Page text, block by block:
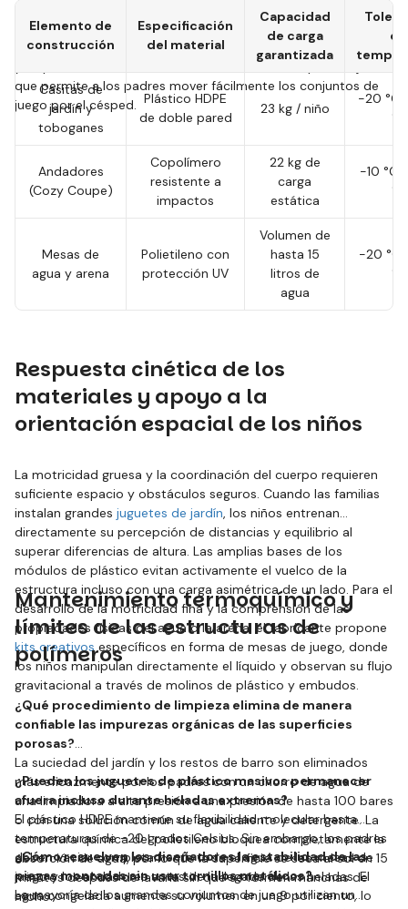
energía cinética durante el juego infantil. Gracias a este
fenómeno físico, los diseñadores logran una capacidad de
carga estática segura de 23 kilogramos por niño en toboganes
y trepadores. Toda la construcción mantiene un peso bajo, lo
que permite a los padres mover fácilmente los conjuntos de
juego por el césped.
Elemento de
construcción
Especificación
del material
Capacidad
de carga
garantizada
de
Casitas de
jardín y
toboganes
Plástico HDPE
de doble pared
23 kg / niño
-20 °C
Andadores
(Cozy Coupe)
Copolímero
resistente a
impactos
22 kg de
carga
estática
-10 °C
Mesas de
agua y arena
Polietileno con
protección UV
Volumen de
hasta 15
litros de
agua
-20 °C
Respuesta cinética de los
materiales y apoyo a la
orientación espacial de los niños
La motricidad gruesa y la coordinación del cuerpo requieren
suficiente espacio y obstáculos seguros. Cuando las familias
instalan grandes juguetes de jardín, los niños entrenan
directamente su percepción de distancias y equilibrio al
superar diferencias de altura. Las amplias bases de los
módulos de plástico evitan activamente el vuelco de la
estructura incluso con una carga asimétrica de un lado. Para el
desarrollo de la motricidad fina y la comprensión de las
propiedades físicas del agua o la arena, el fabricante propone
kits creativosespecíficos en forma de mesas de juego, donde
los niños manipulan directamente el líquido y observan su flujo
gravitacional a través de molinos de plástico y embudos.
Mantenimiento termoquímico y
límites de las estructuras de
polímeros
¿Qué procedimiento de limpieza elimina de manera
confiable las impurezas orgánicas de las superficies
porosas?
La suciedad del jardín y los restos de barro son eliminados
más eficazmente por los padres con un chorro de agua de
una limpiadora a alta presión a una presión de hasta 100 bares
o con una solución común de agua caliente y detergente. La
estructura química del polietileno bloquea completamente la
absorción de agua, por lo que la superficie se seca al sol en 15
minutos después de lavarla sin que se formen manchas de
moho.
¿Pueden los juguetes de plástico masivos permanecer
afuera incluso durante heladas extremas?
El plástico HDPE mantiene su flexibilidad molecular hasta
temperaturas de -20 grados Celsius. Sin embargo, los padres
deben vaciar completamente toda el agua de las mesas de
juego y los andadores antes de la llegada de las heladas. El
agua congelada aumenta su volumen en un 9 por ciento, lo
¿Cómo resuelven los diseñadores la estabilidad de las
piezas montadas sin usar tornillos metálicos?
La mayoría de los grandes conjuntos de juego utilizan un